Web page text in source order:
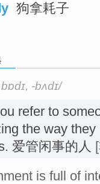
狗拿耗子
-bʌdɪ/
refer to
the way
爱管闲事的人
is full of